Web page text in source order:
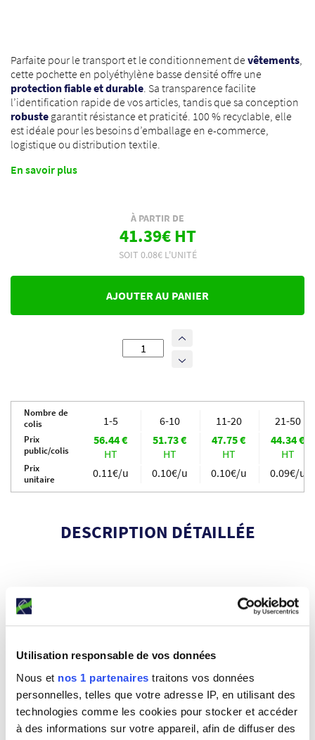
Utilisation responsable de vos données
Nous et nos 1 partenaires traitons vos données
personnelles, telles que votre adresse IP, en utilisant des
technologies comme les cookies pour stocker et accéder
à des informations sur votre appareil, afin de diffuser des
Parfaite pour le transport et le conditionnement devêtements
cette pochette en polyéthylène basse densité offre une
protection fiable et durable . Sa transparence facilite
l’identification rapide de vos articles, tandis que sa conception
robuste garantit résistance et praticité. 100 % recyclable, elle
est idéale pour les besoins d’emballage en e-commerce,
logistique ou distribution textile.
En savoir plus
À PARTIR DE
41.39€ HT
SOIT 0.08€ L'UNITÉ
AJOUTER AU PANIER
quantité
de
plastique
transparentes
N°6
350x380mm
Nombre de
colis
Prix
public/colis
Prix
unitaire
1-5 6-10 11-20
21-50
56.44€
HT
51.73€
HT
47.75€
HT
44.34€
HT
0.11€/u
0.10€/u 0.10€/u 0.09€/u
DESCRIPTION DÉTAILLÉE
Idéales pour le conditionnement de vêtements tels que T-shirts,
chemises, ou pour les collectionneurs (journaux, affiches, cartes
postales…), cespochettes en plastiquetransparent offrent une
Faciles à utiliser, elles sont dotées d’un rabat adhésif
et sécurisée.
Caractéristiques :